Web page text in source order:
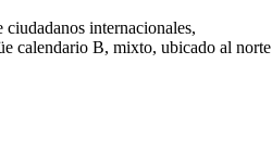
internacionales,
calendario B, mixto, ubicado al norte